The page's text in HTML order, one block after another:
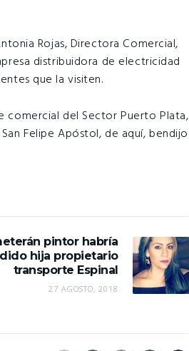
Rojas, Directora Comercial,
distribuidora de electricidad
que la visiten.
comercial del Sector Puerto Plata,
Felipe Apóstol, de aquí, bendijo
pintor habría
hija propietario
transporte Espinal
27 AGOSTO, 2018